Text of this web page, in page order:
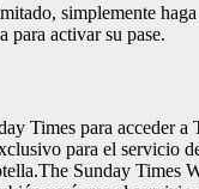
simplemente
para activar su pase.
Times para acceder
para el servicio
Sunday Times